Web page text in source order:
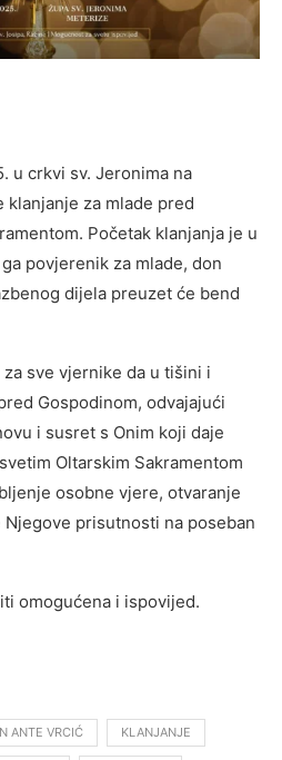
u crkvi sv. Jeronima na
klanjanje za mlade pred
Početak klanjanja je u
povjerenik za mlade, don
dijela preuzet će bend
sve vjernike da u tišini i
Gospodinom, odvajajući
i susret s Onim koji daje
Oltarskim Sakramentom
osobne vjere, otvaranje
prisutnosti na poseban
omogućena i ispovijed.
ANTE VRCIĆ KLANJANJE